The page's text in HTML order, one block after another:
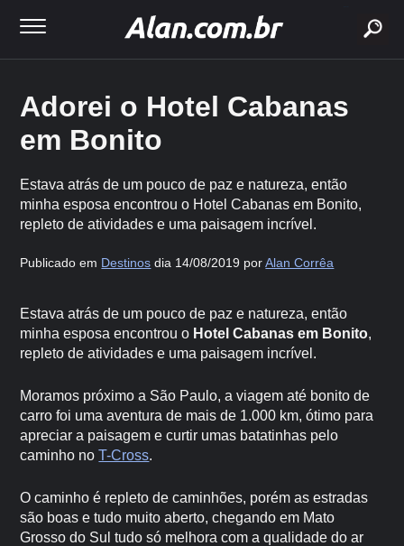
Adorei o Hotel Cabanas
em Bonito
Estava atrás de um pouco de paz e natureza, então
minha esposa encontrou o Hotel Cabanas em Bonito,
repleto de atividades e uma paisagem incrível.
Publicado em Destinos dia 14/08/2019 porAlan Corrêa
Estava atrás de um pouco de paz e natureza, então
minha esposa encontrou o Hotel Cabanas em Bonito,
repleto de atividades e uma paisagem incrível.
Moramos próximo a São Paulo, a viagem até bonito de
carro foi uma aventura de mais de 1.000 km, ótimo para
apreciar a paisagem e curtir umas batatinhas pelo
caminho noT-Cross.
O caminho é repleto de caminhões, porém as estradas
são boas e tudo muito aberto, chegando em Mato
Grosso do Sul tudo só melhora com a qualidade do ar